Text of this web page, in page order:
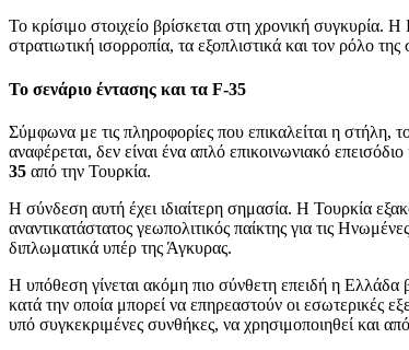
Το κρίσιμο στοιχείο βρίσκεται στη χρονική συγκυρία.
στρατιωτική ισορροπία, τα εξοπλιστικά και τον ρόλο
Το σενάριο έντασης και τα F-35
Σύμφωνα με τις πληροφορίες που επικαλείται η
αναφέρεται, δεν είναι ένα απλό επικοινωνιακό
35 από την Τουρκία.
Η σύνδεση αυτή έχει ιδιαίτερη σημασία. Η Τουρκία
αναντικατάστατος γεωπολιτικός παίκτης για τις
διπλωματικά υπέρ της Άγκυρας.
Η υπόθεση γίνεται ακόμη πιο σύνθετη επειδή η Ελλάδα
κατά την οποία μπορεί να επηρεαστούν οι εσωτερικές
υπό συγκεκριμένες συνθήκες, να χρησιμοποιηθεί και